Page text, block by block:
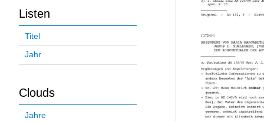
Listen
Titel
Jahr
Clouds
Jahre